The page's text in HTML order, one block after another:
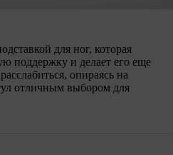
для ног, которая
поддержку и делает его еще
опираясь на
отличным выбором для